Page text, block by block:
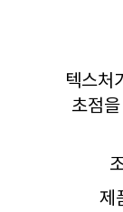
텍스처
초점
제